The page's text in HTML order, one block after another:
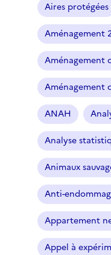
Aires protégées
Aménagement
Aménagement
Aménagement
ANAH
Analyse
Animaux
Anti-
Appartement
Appel à